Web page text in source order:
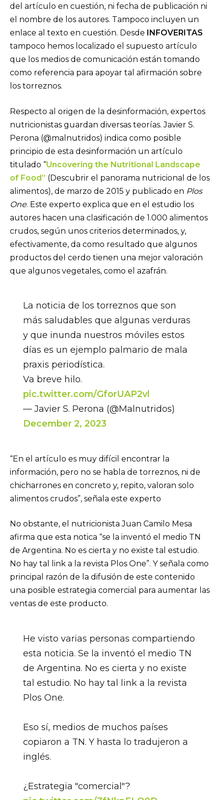
del artículo en cuestión, ni fecha de publicación ni
el nombre de los autores. Tampoco incluyen un
enlace al texto en cuestión. Desde
INFOVERITAS
tampoco hemos localizado el supuesto artículo
que los medios de comunicación están tomando
como referencia para apoyar tal afirmación sobre
los torreznos.
Respecto al origen de la desinformación, expertos
nutricionistas guardan diversas teorías. Javier S.
Perona (@malnutridos) indica como posible
principio de esta desinformación un artículo
titulado “Uncovering the Nutritional Landscape
of Food” (Descubrir el panorama nutricional de los
alimentos), de marzo de 2015 y publicado en Plos
One. Este experto explica que en el estudio los
autores hacen una clasificación de 1.000 alimentos
crudos, según unos criterios determinados, y,
efectivamente, da como resultado que algunos
productos del cerdo tienen una mejor valoración
que algunos vegetales, como el azafrán.
La noticia de los torreznos que son
más saludables que algunas verduras
y que inunda nuestros móviles estos
días es un ejemplo palmario de mala
praxis periodística.
Va breve hilo.
pic.twitter.com/GforUAP2vl
— Javier S. Perona (@Malnutridos)
December 2, 2023
“En el artículo es muy difícil encontrar la
información, pero no se habla de torreznos, ni de
chicharrones en concreto y, repito, valoran solo
alimentos crudos”, señala este experto
No obstante, el nutricionista Juan Camilo Mesa
afirma que esta notica “se la inventó el medio TN
de Argentina. No es cierta y no existe tal estudio.
No hay tal link a la revista Plos One”. Y señala como
principal razón de la difusión de este contenido
una posible estrategia comercial para aumentar las
ventas de este producto.
He visto varias personas compartiendo
esta noticia. Se la inventó el medio TN
de Argentina. No es cierta y no existe
tal estudio. No hay tal link a la revista
Plos One.
Eso sí, medios de muchos países
copiaron a TN. Y hasta lo tradujeron a
inglés.
¿Estrategia "comercial"?